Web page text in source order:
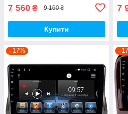
7 560 ₴ 9 160 ₴
Купити
7
–17%